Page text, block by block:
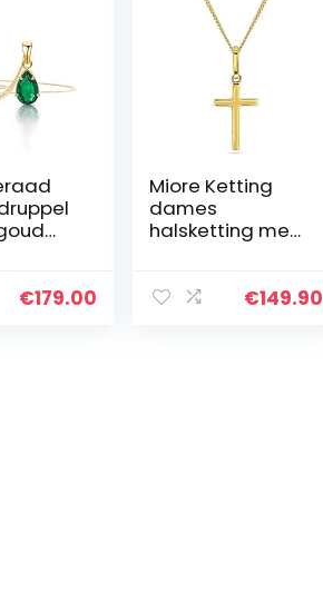
€179.00
Miore Ketting
dames
halsketting met
karaat / 375
€149.90